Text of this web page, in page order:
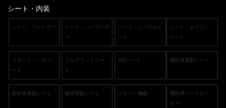
シート・内装
シート : フルレザー
シート : ハーフレザ
ー
シート : ノーマルシ
ート
シート：カブロン
シート
フロントベンチシ
ート
フルフラットシー
ト
3列シート 運転席電動シート
助手席電動シート 後席電動シート メモリー機能
運転席シートヒー
ター